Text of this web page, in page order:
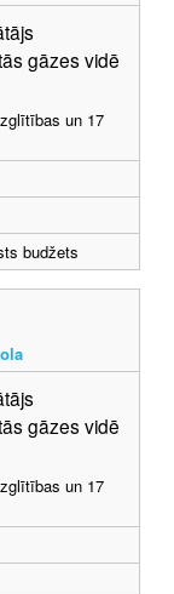
gāzes vidē
un 17
budžets
gāzes vidē
un 17